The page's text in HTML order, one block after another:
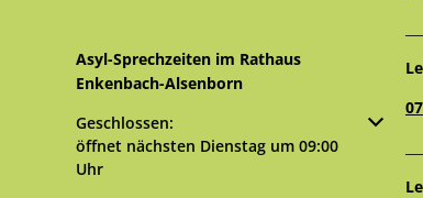
Asyl-Sprechzeiten im Rathaus
Enkenbach-Alsenborn
Klicken, um weitere Öffnungs- oder
Geschlossen:
öffnet nächsten Dienstag um 09:00
Uhr